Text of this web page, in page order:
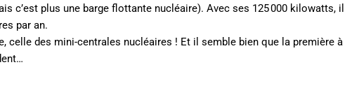
c’est plus une barge flottante nucléaire). Avec ses 125 000 kilowatts, il
par an.
celle des mini-centrales nucléaires ! Et il semble bien que la première à